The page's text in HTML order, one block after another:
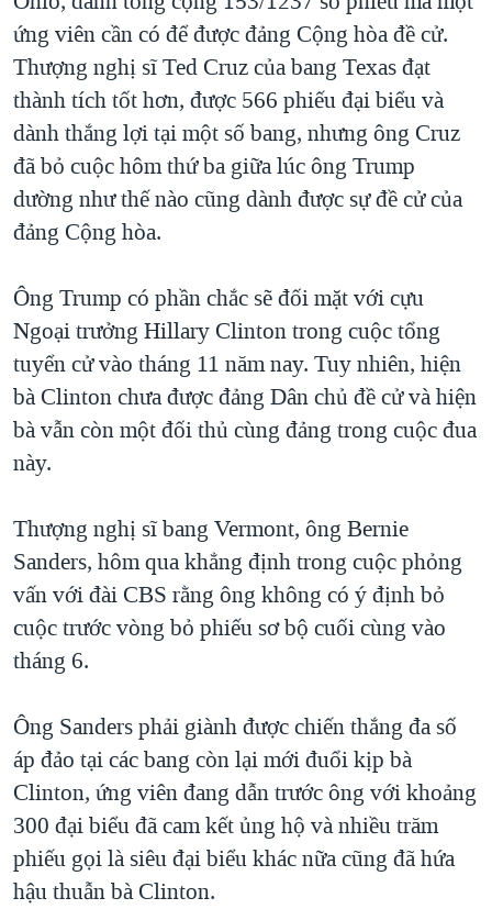
ứng viên cần có để được đảng Cộng hòa đề cử.
Thượng nghị sĩ Ted Cruz của bang Texas đạt
thành tích tốt hơn, được 566 phiếu đại biểu và
dành thắng lợi tại một số bang, nhưng ông Cruz
đã bỏ cuộc hôm thứ ba giữa lúc ông Trump
dường như thế nào cũng dành được sự đề cử của
đảng Cộng hòa.
Ông Trump có phần chắc sẽ đối mặt với cựu
Ngoại trưởng Hillary Clinton trong cuộc tổng
tuyển cử vào tháng 11 năm nay. Tuy nhiên, hiện
bà Clinton chưa được đảng Dân chủ đề cử và hiện
bà vẫn còn một đối thủ cùng đảng trong cuộc đua
này.
Thượng nghị sĩ bang Vermont, ông Bernie
Sanders, hôm qua khẳng định trong cuộc phỏng
vấn với đài CBS rằng ông không có ý định bỏ
cuộc trước vòng bỏ phiếu sơ bộ cuối cùng vào
tháng 6.
Ông Sanders phải giành được chiến thắng đa số
áp đảo tại các bang còn lại mới đuổi kịp bà
Clinton, ứng viên đang dẫn trước ông với khoảng
300 đại biểu đã cam kết ủng hộ và nhiều trăm
phiếu gọi là siêu đại biểu khác nữa cũng đã hứa
hậu thuẫn bà Clinton.